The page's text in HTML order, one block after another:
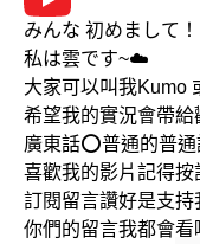
みんな 初めまして！
私は雲です~☁️
大家可以叫我Kumo
希望我的實況會帶給
廣東話⭕️普通的普
喜歡我的影片記得按
訂閱留言讚好是支持
你們的留言我都會看